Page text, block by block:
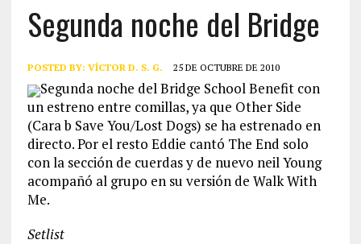
Segunda noche del Bridge
POSTED BY: VÍCTOR D. S. G. 25 DE OCTUBRE DE 2010
Segunda noche del Bridge School Benefit con
un estreno entre comillas, ya que Other Side
(Cara b Save You/Lost Dogs) se ha estrenado en
directo. Por el resto Eddie cantó The End solo
con la sección de cuerdas y de nuevo neil Young
acompañó al grupo en su versión de Walk With
Me.
Setlist